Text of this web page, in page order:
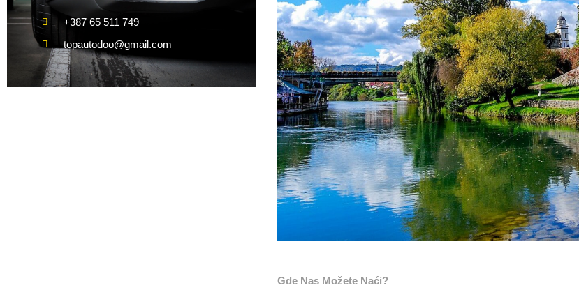
+387 65 511 749
topautodoo@gmail.com
Gde Nas Možete Naći?